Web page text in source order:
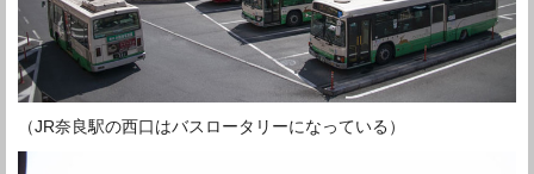
（JR奈良駅の西口はバスロータリーになっている）